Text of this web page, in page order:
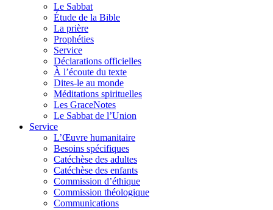
Le Sabbat
Étude de la Bible
La prière
Prophéties
Service
Déclarations officielles
À l’écoute du texte
Dites-le au monde
Méditations spirituelles
Les GraceNotes
Le Sabbat de l’Union
Service
L’Œuvre humanitaire
Besoins spécifiques
Catéchèse des adultes
Catéchèse des enfants
Commission d’éthique
Commission théologique
Communications